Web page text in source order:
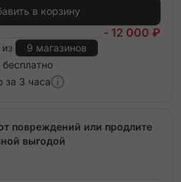
в корзину
- 12 000 ₽
9 магазинов
за 3 часа
повреждений или продлите
выгодой